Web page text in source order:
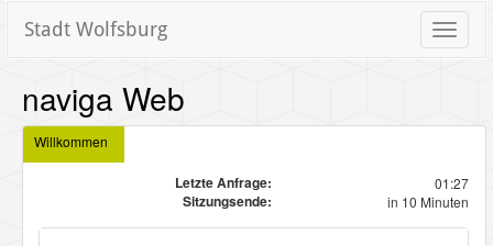
Toggle
Stadt Wolfsburg
naviga Web
Willkommen
Letzte Anfrage: 01:27
Sitzungsende: in 10 Minuten